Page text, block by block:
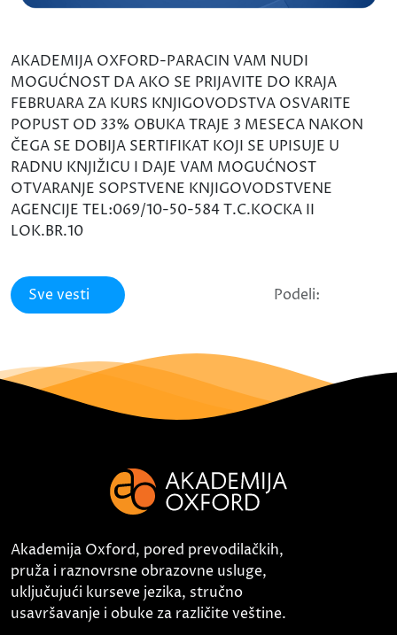
AKADEMIJA OXFORD-PARACIN VAM NUDI
MOGUĆNOST DA AKO SE PRIJAVITE DO KRAJA
FEBRUARA ZA KURS KNJIGOVODSTVA OSVARITE
POPUST OD 33% OBUKA TRAJE 3 MESECA NAKON
ČEGA SE DOBIJA SERTIFIKAT KOJI SE UPISUJE U
RADNU KNJIŽICU I DAJE VAM MOGUĆNOST
OTVARANJE SOPSTVENE KNJIGOVODSTVENE
AGENCIJE TEL:069/10-50-584 T.C.KOCKA II
LOK.BR.10
Sve vesti Podeli:
Akademija Oxford, pored prevodilačkih,
pruža i raznovrsne obrazovne usluge,
uključujući kurseve jezika, stručno
usavršavanje i obuke za različite veštine.